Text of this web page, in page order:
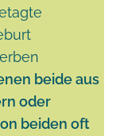
beide aus
oder
beiden oft